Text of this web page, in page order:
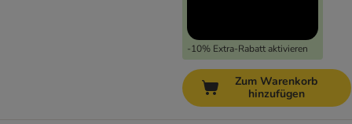
-10% Extra-Rabatt aktivieren
Zum Warenkorb
hinzufügen